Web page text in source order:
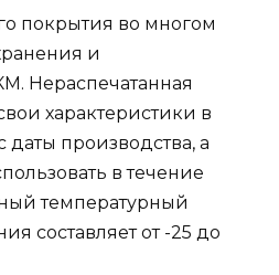
покрытия во многом
и
Нераспечатанная
характеристики в
даты производства, а
в течение
температурный
составляет от -25 до